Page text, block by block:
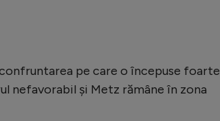
pe care o începuse foarte
nefavorabil și Metz rămâne în zona